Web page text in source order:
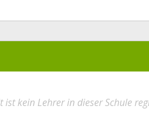
ist kein Lehrer in dieser Schule